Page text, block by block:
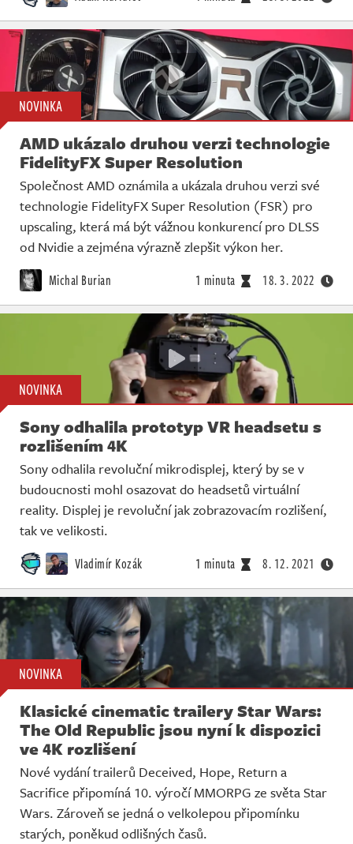
NOVINKA
AMD ukázalo druhou verzi technologie
FidelityFX Super Resolution
Společnost AMD oznámila a ukázala druhou verzi své
technologie FidelityFX Super Resolution (FSR) pro
upscaling, která má být vážnou konkurencí pro DLSS
od Nvidie a zejména výrazně zlepšit výkon her.
Michal Burian 1 minuta 18. 3. 2022
NOVINKA
Sony odhalila prototyp VR headsetu s
rozlišením 4K
Sony odhalila revoluční mikrodisplej, který by se v
budoucnosti mohl osazovat do headsetů virtuální
reality. Displej je revoluční jak zobrazovacím rozlišení,
tak ve velikosti.
Vladimír Kozák 1 minuta 8. 12. 2021
NOVINKA
Klasické cinematic trailery Star Wars:
The Old Republic jsou nyní k dispozici
ve 4K rozlišení
Nové vydání trailerů Deceived, Hope, Return a
Sacrifice připomíná 10. výročí MMORPG ze světa Star
Wars. Zároveň se jedná o velkolepou připomínku
starých, poněkud odlišných časů.